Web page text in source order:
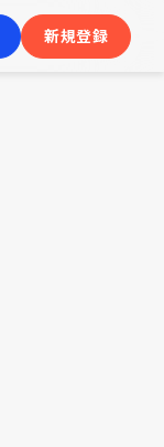
新規登録